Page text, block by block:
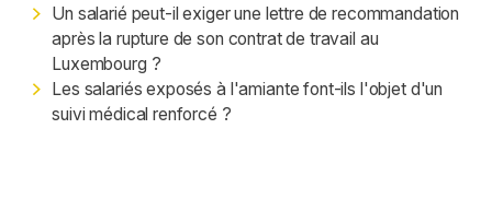
Un salarié peut-il exiger une lettre de recommandation
après la rupture de son contrat de travail au
Luxembourg ?
Les salariés exposés à l'amiante font-ils l'objet d'un
suivi médical renforcé ?